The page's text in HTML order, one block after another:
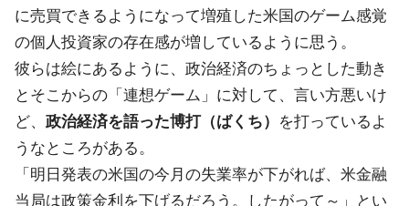
に売買できるようになって増殖した米国のゲーム感覚
の個人投資家の存在感が増しているように思う。
彼らは絵にあるように、政治経済のちょっとした動き
とそこからの「連想ゲーム」に対して、言い方悪いけ
ど、 政治経済を語った博打（ばくち）
を打っているよ
うなところがある。
「明日発表の米国の今月の失業率が下がれば、米金融
当局は政策金利を下げるだろう。したがって～」とい